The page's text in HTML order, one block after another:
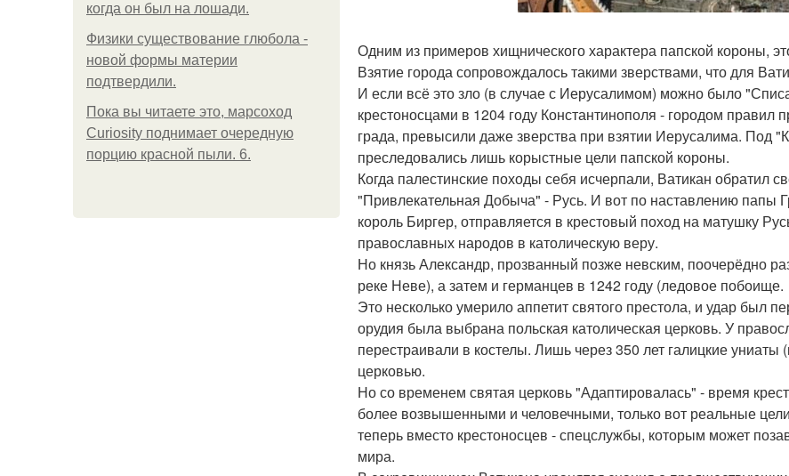
когда он был на лошади.
Физики существование глюбола -
новой формы материи
подтвердили.
Пока вы читаете это, марсоход
Curiosity поднимает очередную
порцию красной пыли. 6.
Одним из примеров хищнического характера папской короны,
Взятие города сопровождалось такими зверствами, что для
И если всё это зло (в случае с Иерусалимом) можно было
крестоносцами в 1204 году Константинополя - городом правил
града, превысили даже зверства при взятии Иерусалима. Под
преследовались лишь корыстные цели папской короны.
Когда палестинские походы себя исчерпали, Ватикан обратил
"Привлекательная Добыча" - Русь. И вот по наставлению папы
король Биргер, отправляется в крестовый поход на матушку
православных народов в католическую веру.
Но князь Александр, прозванный позже невским, поочерёдно
реке Неве), а затем и германцев в 1242 году (ледовое побоище.
Это несколько умерило аппетит святого престола, и удар был
орудия была выбрана польская католическая церковь. У
перестраивали в костелы. Лишь через 350 лет галицкие
церковью.
Но со временем святая церковь "Адаптировалась" - время
более возвышенными и человечными, только вот реальные
теперь вместо крестоносцев - спецслужбы, которым может
мира.